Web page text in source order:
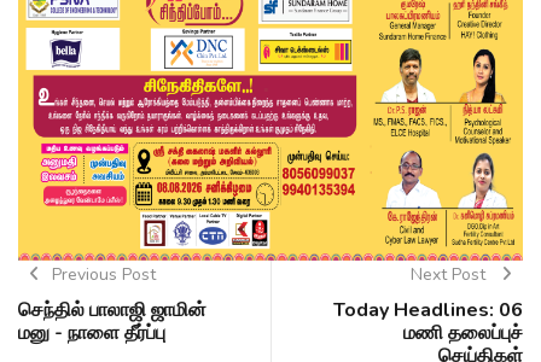
Previous Post
செந்தில் பாலாஜி ஜாமின்
மனு - நாளை தீர்ப்பு
Next Post
Today Headlines: 06
மணி தலைப்புச்
செய்திகள்